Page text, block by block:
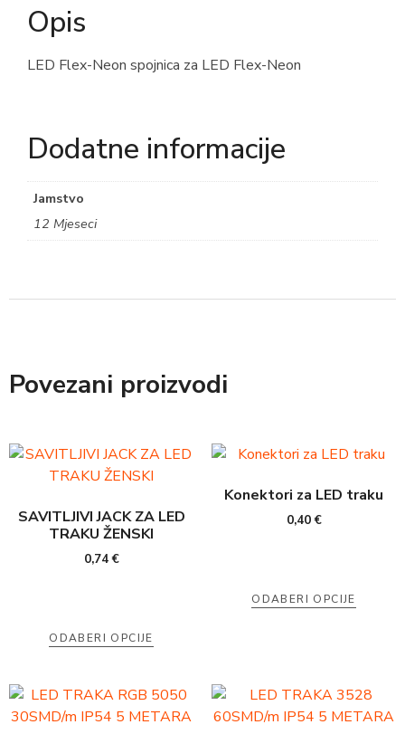
Opis
LED Flex-Neon spojnica za LED Flex-Neon
Dodatne informacije
Jamstvo
12 Mjeseci
Povezani proizvodi
SAVITLJIVI JACK ZA LED
TRAKU ŽENSKI
0,74€
ODABERI OPCIJE
Konektori za LED traku
0,40€
ODABERI OPCIJE